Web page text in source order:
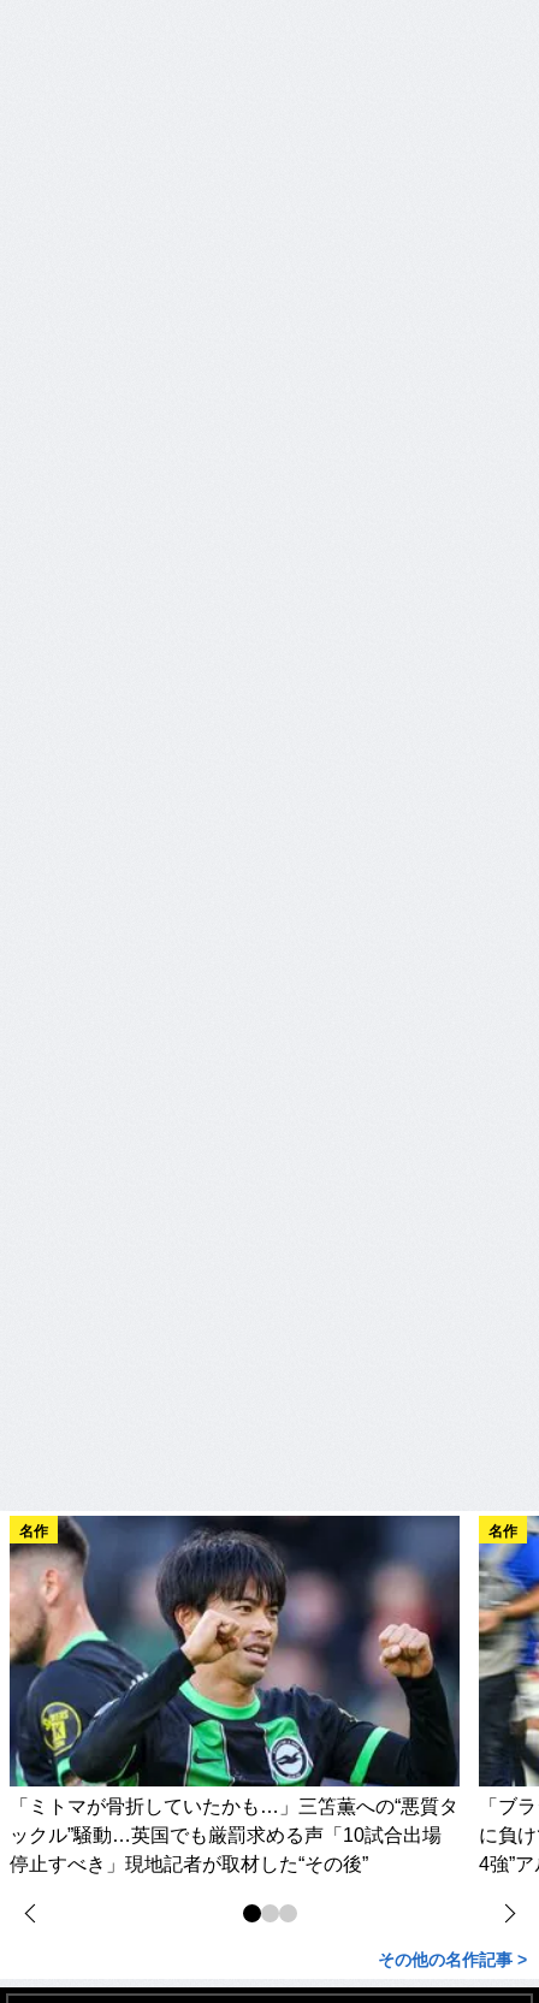
名作
「ミトマが骨折していたかも…」三笘薫への“悪質タ
ックル”騒動…英国でも厳罰求める声「10試合出場
停止すべき」現地記者が取材した“その後”
名作
「ブ
に負
4強”
その他の名作記事 >